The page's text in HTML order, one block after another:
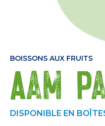
BOISSONS AUX FRUITS
Aam
DISPONIBLE EN